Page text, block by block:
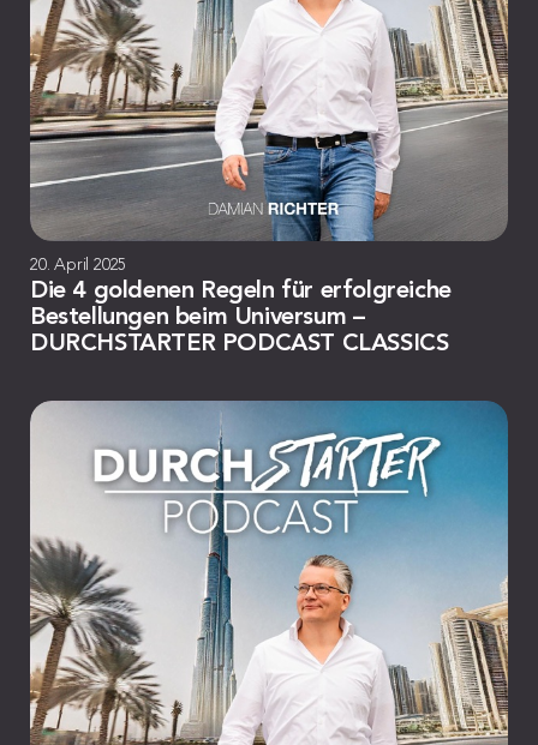
20. April 2025
Die 4 goldenen Regeln für erfolgreiche
Bestellungen beim Universum –
DURCHSTARTER PODCAST CLASSICS